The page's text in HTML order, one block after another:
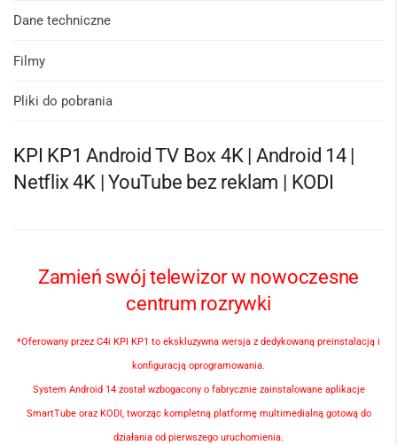
Dane techniczne
Filmy
Pliki do pobrania
KPI KP1 Android TV Box 4K | Android 14 |
Netflix 4K | YouTube bez reklam | KODI
Zamień swój telewizor w nowoczesne
centrum rozrywki
*Oferowany przez C4i KPI KP1 to ekskluzywna wersja z dedykowaną preinstalacją i
konfiguracją oprogramowania.
System Android 14 został wzbogacony o fabrycznie zainstalowane aplikacje
SmartTube oraz KODI, tworząc kompletną platformę multimedialną gotową do
działania od pierwszego uruchomienia.